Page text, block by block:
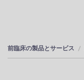
前臨床の製品とサービス